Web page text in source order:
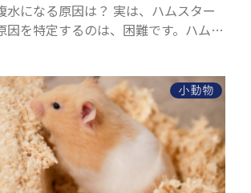
水になる原因は？ 実は、ハムスター
因を特定するのは、困難です。ハムス
小動物